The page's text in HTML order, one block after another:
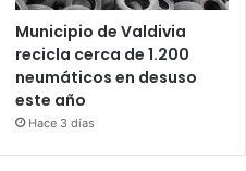
Municipio de Valdivia
recicla cerca de 1.200
neumáticos en desuso
este año
Hace 3 días